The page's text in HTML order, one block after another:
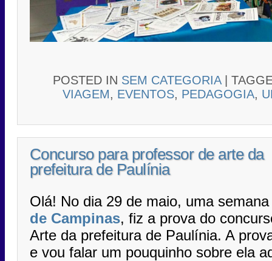
POSTED IN SEM CATEGORIA
VIAGEM, EVENTOS, PEDAGOGIA,
Concurso para professor de arte da
prefeitura de Paulínia
Olá! No dia 29 de maio, uma
de Campinas, fiz a prova do
Arte da prefeitura de Paulínia. A
e vou falar um pouquinho sobre ela